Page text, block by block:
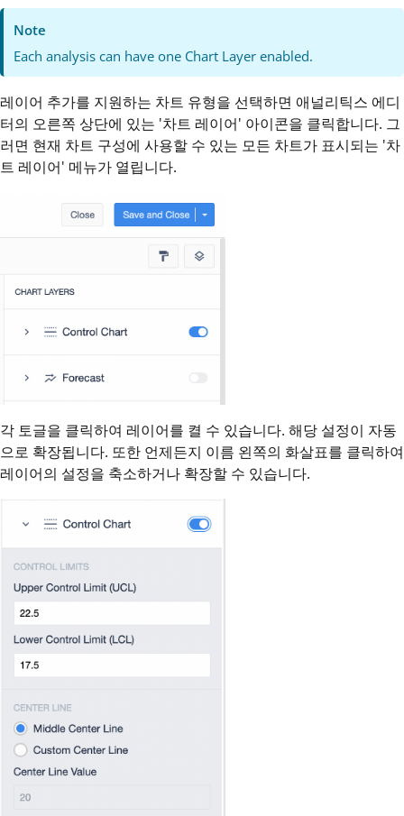
Note
Each analysis can have one Chart Layer enabled.
레이어 추가를 지원하는 차트 유형을 선택하면 애널리틱스 에디
터의 오른쪽 상단에 있는 '차트 레이어' 아이콘을 클릭합니다. 그
러면 현재 차트 구성에 사용할 수 있는 모든 차트가 표시되는 '차
트 레이어' 메뉴가 열립니다.
각 토글을 클릭하여 레이어를 켤 수 있습니다. 해당 설정이 자동
으로 확장됩니다. 또한 언제든지 이름 왼쪽의 화살표를 클릭하여
레이어의 설정을 축소하거나 확장할 수 있습니다.